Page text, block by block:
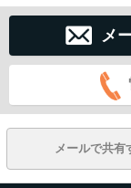
メ
メールで共有